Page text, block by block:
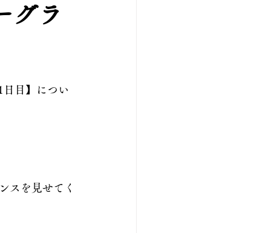
グラ
目】につい
スを見せてく